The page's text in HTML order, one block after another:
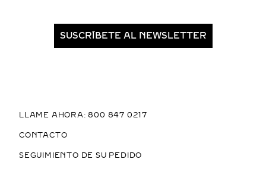
SUSCRÍBETE AL NEWSLETTER
LLAME AHORA: 800 847 0217
CONTACTO
SEGUIMIENTO DE SU PEDIDO